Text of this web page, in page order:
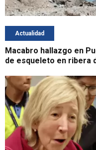
Actualidad
Macabro hallazgo en
de esqueleto en ribera